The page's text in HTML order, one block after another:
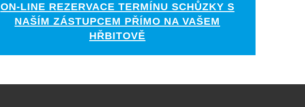
ON-LINE REZERVACE TERMÍNU SCHŮZKY S
NAŠÍM ZÁSTUPCEM PŘÍMO NA VAŠEM
HŘBITOVĚ